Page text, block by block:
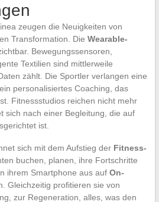
zeugen die Neuigkeiten von
Transformation. Die Wearable-
Bewegungssensoren,
Textilien sind mittlerweile
zählt. Die Sportler verlangen eine
personalisiertes Coaching, das
Fitnessstudios reichen nicht mehr
sich nach einer Begleitung, die auf
ist.
sich mit dem Aufstieg der Fitness-
buchen, planen, ihre Fortschritte
ihrem Smartphone aus auf On-
Gleichzeitig profitieren sie von
zur Regeneration, alles, was den